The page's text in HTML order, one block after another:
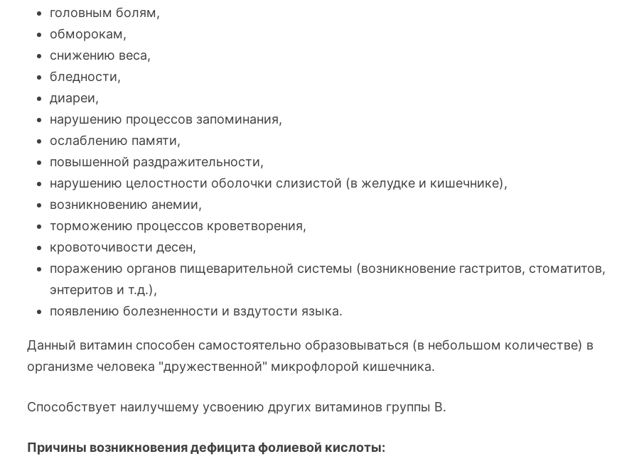
головным болям,
обморокам,
снижению веса,
бледности,
диареи,
нарушению процессов запоминания,
ослаблению памяти,
повышенной раздражительности,
нарушению целостности оболочки слизистой (в желудке и кишечнике),
возникновению анемии,
торможению процессов кроветворения,
кровоточивости десен,
поражению органов пищеварительной системы (возникновение гастритов, стоматитов,
энтеритов и т.д.),
появлению болезненности и вздутости языка.
Данный витамин способен самостоятельно образовываться (в небольшом количестве) в
организме человека "дружественной" микрофлорой кишечника.
Способствует наилучшему усвоению других витаминов группы В.
Причины возникновения дефицита фолиевой кислоты: